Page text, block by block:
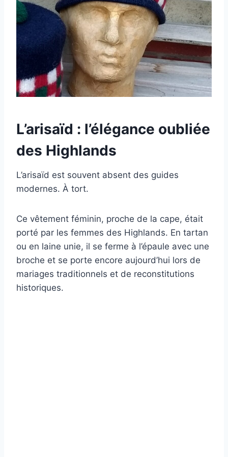
L’arisaïd : l’élégance oubliée
des Highlands
L’arisaïd est souvent absent des guides
modernes. À tort.
Ce vêtement féminin, proche de la cape, était
porté par les femmes des Highlands. En tartan
ou en laine unie, il se ferme à l’épaule avec une
broche et se porte encore aujourd’hui lors de
mariages traditionnels et de reconstitutions
historiques.